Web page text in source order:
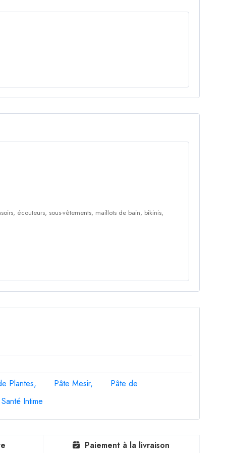
écouteurs, sous-vêtements, maillots de bain, bikinis,
Plantes Pâte Mesir
Pâte de
Intime
Paiement à la livraison